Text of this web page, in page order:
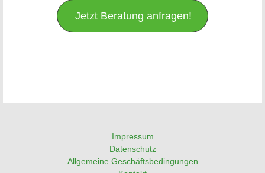
Jetzt Beratung anfragen!
Impressum
Datenschutz
Allgemeine Geschäftsbedingungen